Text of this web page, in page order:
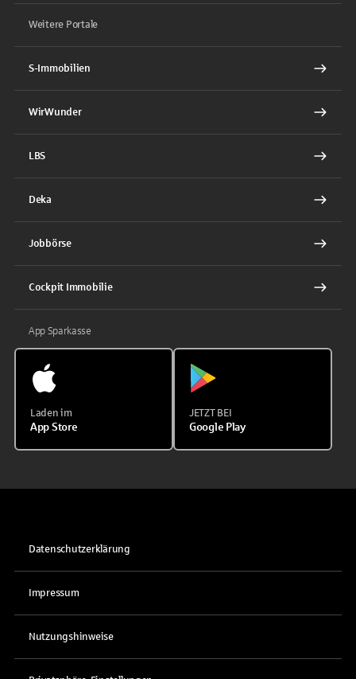
Weitere Portale
S-Immobilien
WirWunder
LBS
Deka
Jobbörse
Cockpit Immobilie
App Sparkasse
Laden im
App Store
JETZT BEI
Google Play
Datenschutzerklärung
Impressum
Nutzungshinweise